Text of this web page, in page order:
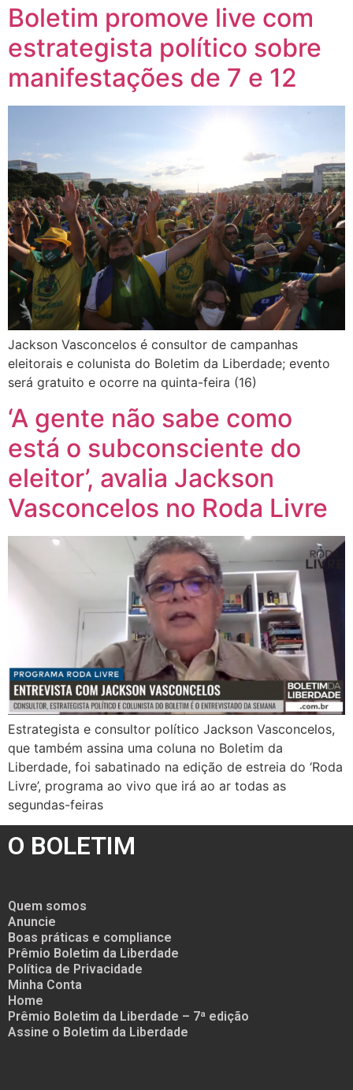
Boletim promove live com
estrategista político sobre
manifestações de 7 e 12
Jackson Vasconcelos é consultor de campanhas
eleitorais e colunista do Boletim da Liberdade; evento
será gratuito e ocorre na quinta-feira (16)
‘A gente não sabe como
está o subconsciente do
eleitor’, avalia Jackson
Vasconcelos no Roda Livre
Estrategista e consultor político Jackson Vasconcelos,
que também assina uma coluna no Boletim da
Liberdade, foi sabatinado na edição de estreia do ‘Roda
Livre’, programa ao vivo que irá ao ar todas as
segundas-feiras
O BOLETIM
Quem somos
Anuncie
Boas práticas e compliance
Prêmio Boletim da Liberdade
Política de Privacidade
Minha Conta
Home
Prêmio Boletim da Liberdade – 7ª edição
Assine o Boletim da Liberdade